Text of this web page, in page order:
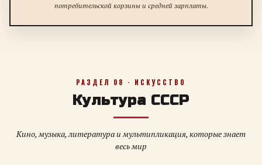
потребительской корзины и средней зарплаты.
РАЗДЕЛ 08 · ИСКУССТВО
Культура СССР
Кино, музыка, литература и мультипликация, которые знает
весь мир